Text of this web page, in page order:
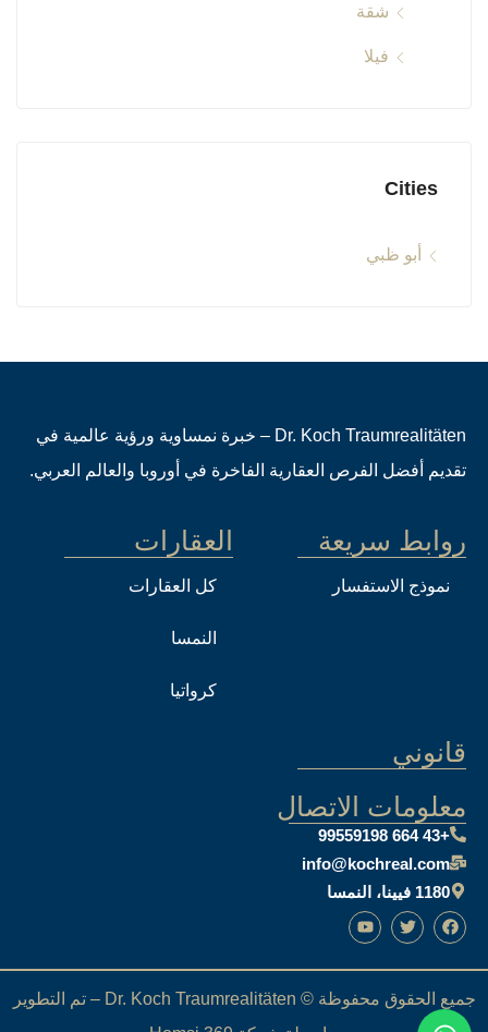
شقة
فيلا
Cities
أبو ظبي
Dr. Koch Traumrealitäten – خبرة نمساوية ورؤية عالمية في
تقديم أفضل الفرص العقارية الفاخرة في أوروبا والعالم العربي.
روابط سريعة
نموذج الاستفسار
العقارات
كل العقارات
النمسا
كرواتيا
قانوني
معلومات الاتصال
+43 664 99559198
info@kochreal.com
1180 فيينا، النمسا
جميع الحقوق محفوظة © Dr. Koch Traumrealitäten – تم التطوير